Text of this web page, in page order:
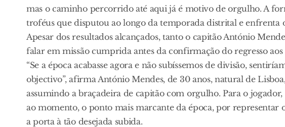
mas o caminho percorrido até aqui já é motivo de orgulho. A
troféus que disputou ao longo da temporada distrital e enfrenta
Apesar dos resultados alcançados, tanto o capitão António
falar em missão cumprida antes da confirmação do regresso aos
“Se a época acabasse agora e não subíssemos de divisão,
objectivo”, afirma António Mendes, de 30 anos, natural de
assumindo a braçadeira de capitão com orgulho. Para o
ao momento, o ponto mais marcante da época, por
a porta à tão desejada subida.